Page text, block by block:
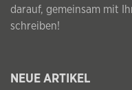
darauf, gemeinsam mit
schreiben!
NEUE ARTIKEL